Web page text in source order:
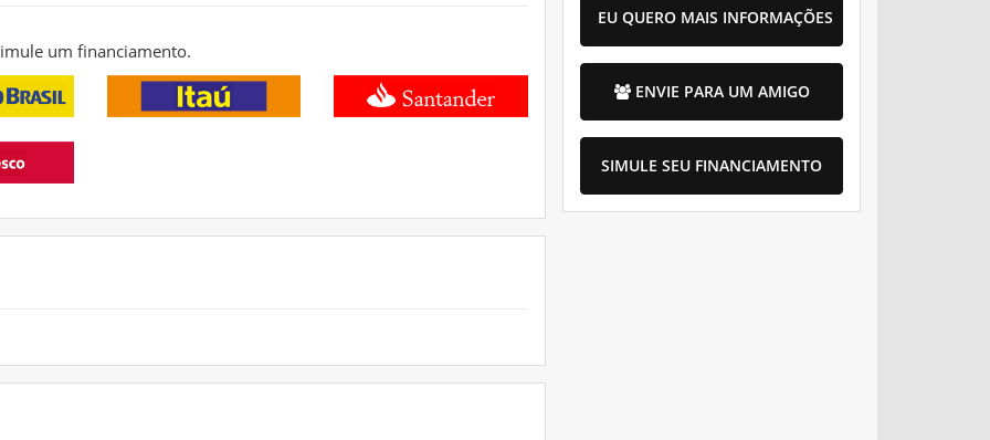
um financiamento.
EU QUERO MAIS INFORMAÇÕES
ENVIE PARA UM AMIGO
SIMULE SEU FINANCIAMENTO